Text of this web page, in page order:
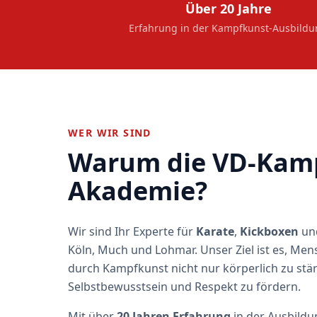
Über 20 Jahre
Erfahrung in der Kampfkunst-
WER WIR SIND
Warum die VD-
Akademie?
Wir sind Ihr Experte für Karate, Kickboxen
Köln, Much und Lohmar. Unser Ziel ist es,
durch Kampfkunst nicht nur körperlich zu
Selbstbewusstsein und Respekt zu fördern.